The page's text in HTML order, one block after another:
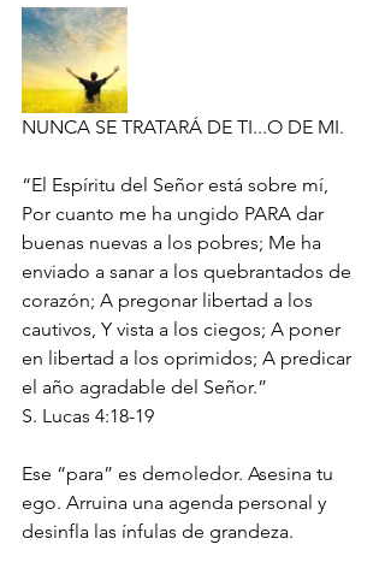
NUNCA SE TRATARÁ DE TI...O DE MI.
“El Espíritu del Señor está sobre mí,
Por cuanto me ha ungido PARA dar
buenas nuevas a los pobres; Me ha
enviado a sanar a los quebrantados de
corazón; A pregonar libertad a los
cautivos, Y vista a los ciegos; A poner
en libertad a los oprimidos; A predicar
el año agradable del Señor.”
‭‭S. Lucas‬ ‭4:18-19‬ ‭
Ese “para” es demoledor. Asesina tu
ego. Arruina una agenda personal y
desinfla las ínfulas de grandeza.